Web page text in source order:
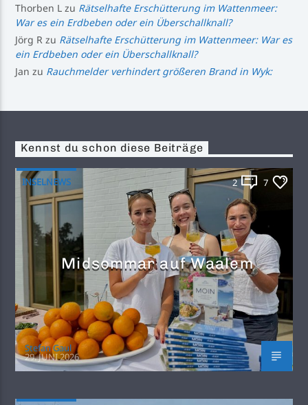
Thorben L zu Rätselhafte Erschütterung im Wattenmeer:
War es ein Erdbeben oder ein Überschallknall?
Jörg R zu Rätselhafte Erschütterung im Wattenmeer: War es
ein Erdbeben oder ein Überschallknall?
Jan zu Rauchmelder verhindert größeren Brand in Wyk:
Kennst du schon diese Beiträge
INSELNEWS 2 7
Midsommar auf Waalem
Stefan Gaul
29. JUNI 2026